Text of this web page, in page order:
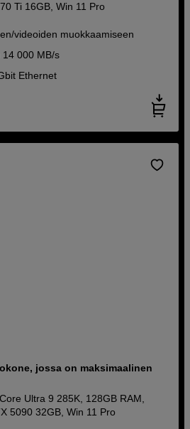
Ti 16GB, Win 11 Pro
videoiden muokkaamiseen
000 MB/s
Ethernet
jossa on maksimaalinen
Ultra 9 285K, 128GB RAM,
5090 32GB, Win 11 Pro